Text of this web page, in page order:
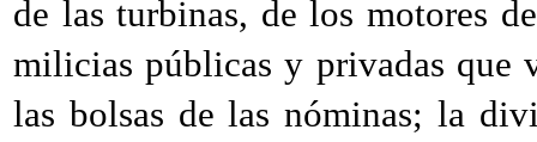
de las turbinas, de los motores
milicias públicas y privadas que
las bolsas de las nóminas; la